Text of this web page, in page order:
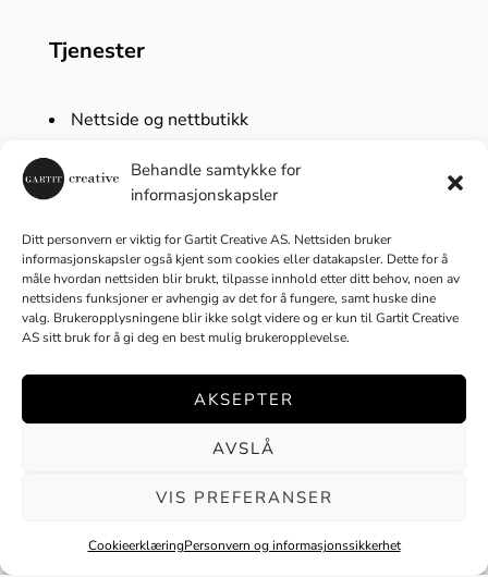
Behandle samtykke for
informasjonskapsler
Ditt personvern er viktig for Gartit Creative AS. Nettsiden bruker
informasjonskapsler også kjent som cookies eller datakapsler. Dette for å
måle hvordan nettsiden blir brukt, tilpasse innhold etter ditt behov, noen av
nettsidens funksjoner er avhengig av det for å fungere, samt huske dine
valg. Brukeropplysningene blir ikke solgt videre og er kun til Gartit Creative
AS sitt bruk for å gi deg en best mulig brukeropplevelse.
AKSEPTER
AVSLÅ
VIS PREFERANSER
CookieerklæringPersonvern og informasjonssikkerhet
Tjenester
Nettside og nettbutikk
Digital Markedsføring
Grafisk design og Profilering
Drift og vedlikehold
Visuell produksjon
Følg oss
Med bærekraft i fokus